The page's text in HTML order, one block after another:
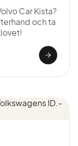
Car Kista?
och ta